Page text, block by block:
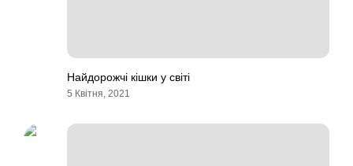
Найдорожчі кішки у світі
5 Квітня, 2021